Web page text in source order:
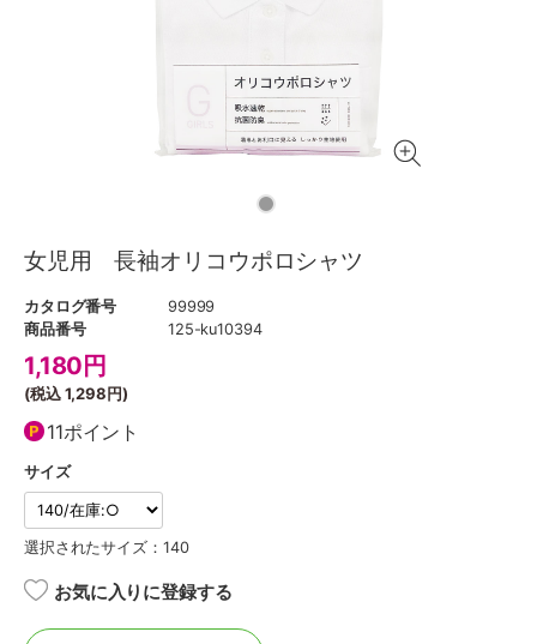
女児用 長袖オリコウポロシャツ
カタログ番号
99999
商品番号
125-ku10394
1,180 円
(税込1,298円)
11ポイント
サイズ
選択されたサイズ：140
お気に入りに登録する